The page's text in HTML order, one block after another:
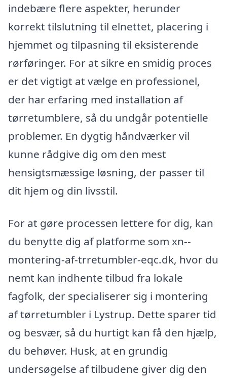
indebære flere aspekter, herunder
korrekt tilslutning til elnettet, placering i
hjemmet og tilpasning til eksisterende
rørføringer. For at sikre en smidig proces
er det vigtigt at vælge en professionel,
der har erfaring med installation af
tørretumblere, så du undgår potentielle
problemer. En dygtig håndværker vil
kunne rådgive dig om den mest
hensigtsmæssige løsning, der passer til
dit hjem og din livsstil.
For at gøre processen lettere for dig, kan
du benytte dig af platforme som xn--
montering-af-trretumbler-eqc.dk, hvor du
nemt kan indhente tilbud fra lokale
fagfolk, der specialiserer sig i montering
af tørretumbler i Lystrup. Dette sparer tid
og besvær, så du hurtigt kan få den hjælp,
du behøver. Husk, at en grundig
undersøgelse af tilbudene giver dig den